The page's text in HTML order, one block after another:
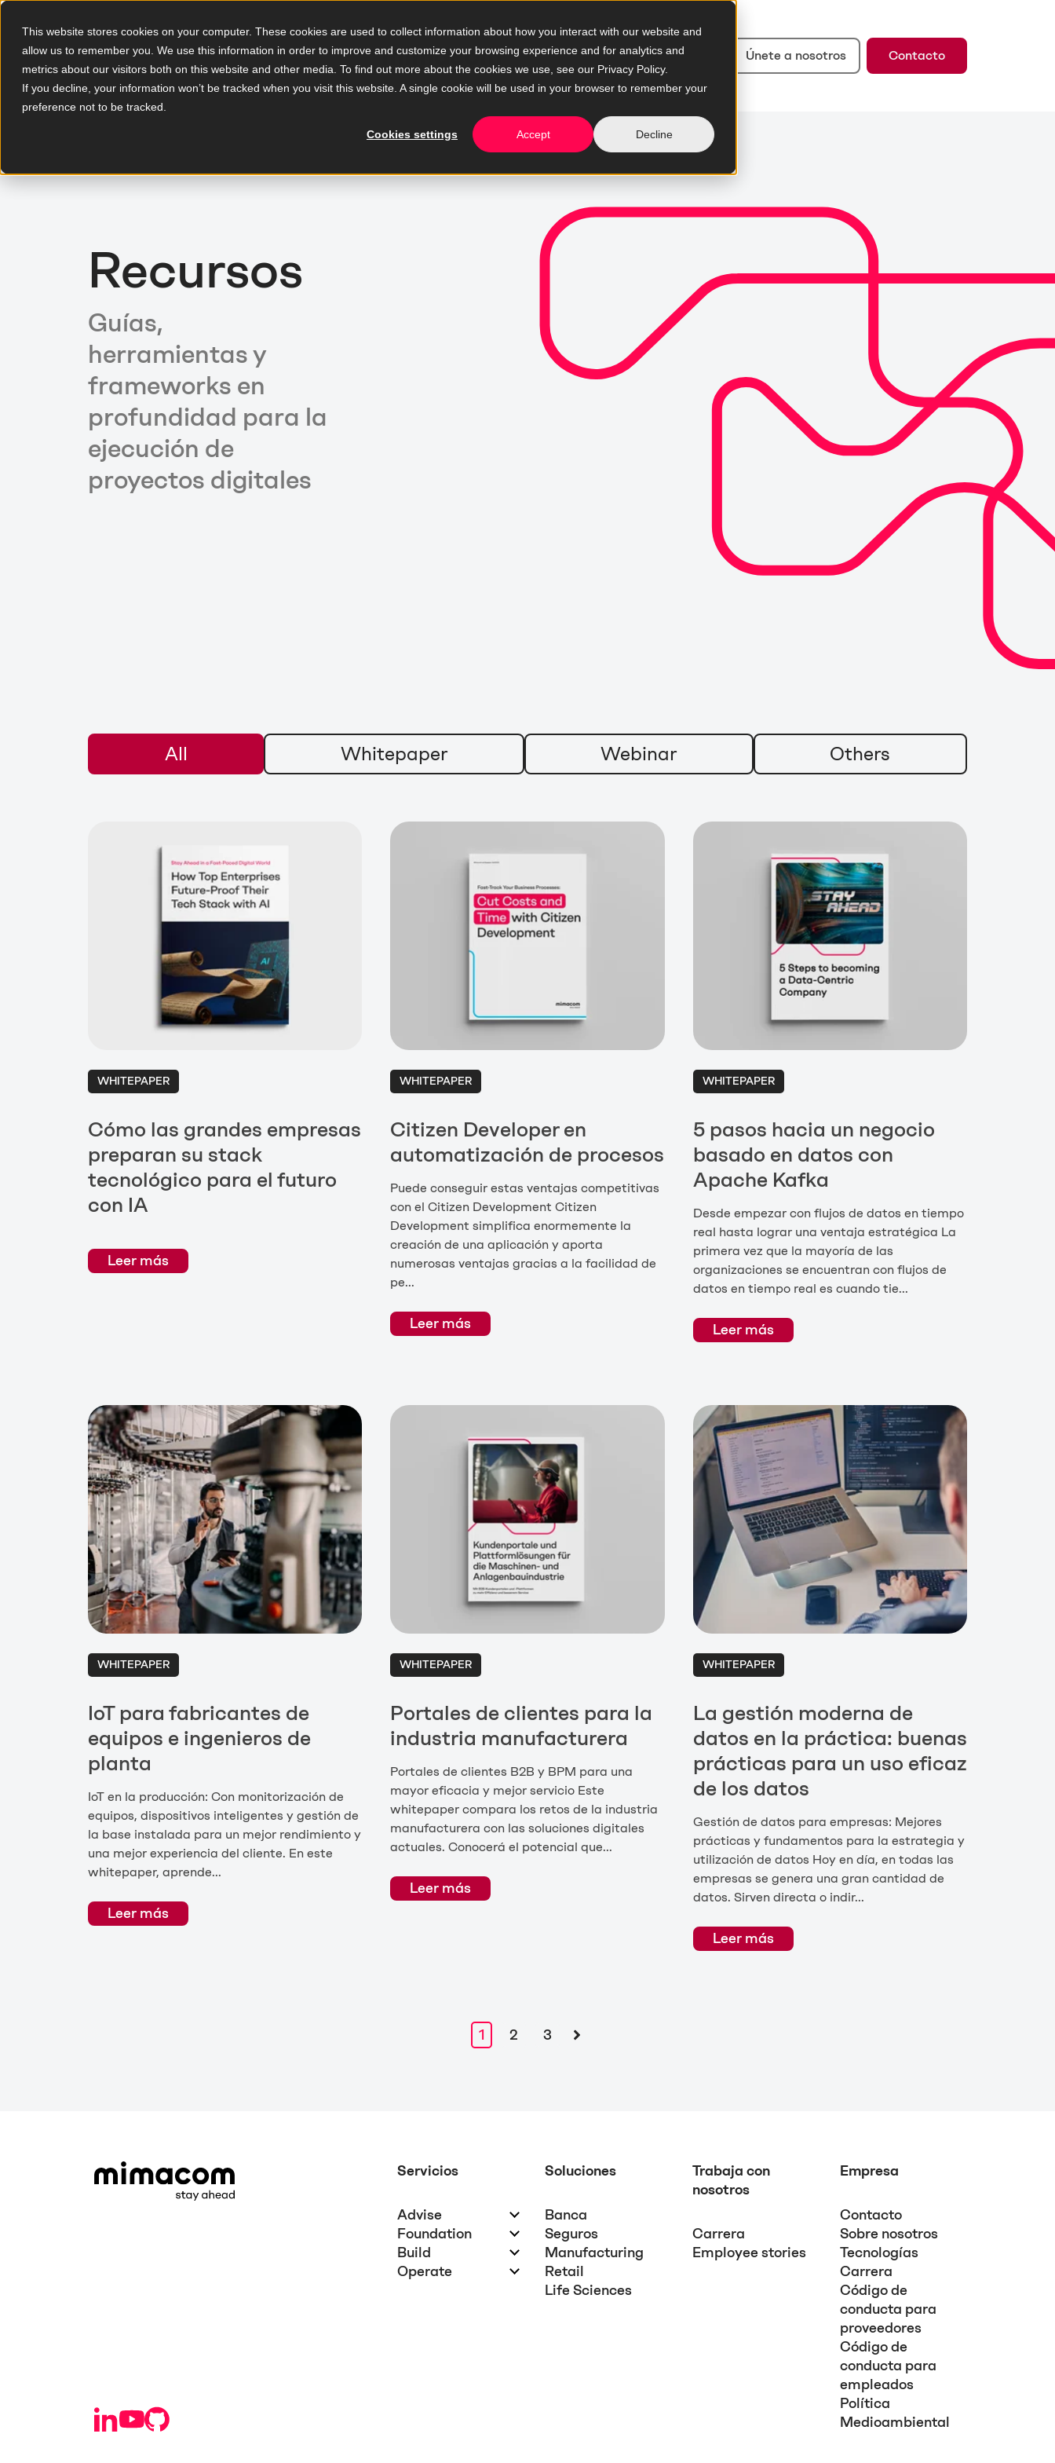
This website stores cookies on your computer. These cookies are used to collect information about how you interact with our website and
allow us to remember you. We use this information in order to improve and customize your browsing experience and for analytics and
metrics about our visitors both on this website and other media. To find out more about the cookies we use, see our Privacy Policy.
If you decline, your information won’t be tracked when you visit this website. A single cookie will be used in your browser to remember your
preference not to be tracked.
Cookies settings Accept Decline
ES Únete a nosotros Contacto
Recursos
Guías,
herramientas y
frameworks en
profundidad para la
ejecución de
proyectos digitales
All Whitepaper Webinar Others
WHITEPAPER
Cómo las grandes empresas
preparan su stack
tecnológico para el futuro
con IA
Leer más
WHITEPAPER
Citizen Developer en
automatización de procesos
Puede conseguir estas ventajas competitivas
con el Citizen Development Citizen
Development simplifica enormemente la
creación de una aplicación y aporta
numerosas ventajas gracias a la facilidad de
pe...
Leer más
WHITEPAPER
5 pasos hacia un negocio
basado en datos con
Apache Kafka
Desde empezar con flujos de datos en tiempo
real hasta lograr una ventaja estratégica La
primera vez que la mayoría de las
organizaciones se encuentran con flujos de
datos en tiempo real es cuando tie...
Leer más
WHITEPAPER
IoT para fabricantes de
equipos e ingenieros de
planta
IoT en la producción: Con monitorización de
equipos, dispositivos inteligentes y gestión de
la base instalada para un mejor rendimiento y
una mejor experiencia del cliente. En este
whitepaper, aprende...
Leer más
WHITEPAPER
Portales de clientes para la
industria manufacturera
Portales de clientes B2B y BPM para una
mayor eficacia y mejor servicio Este
whitepaper compara los retos de la industria
manufacturera con las soluciones digitales
actuales. Conocerá el potencial que...
Leer más
WHITEPAPER
La gestión moderna de
datos en la práctica: buenas
prácticas para un uso eficaz
de los datos
Gestión de datos para empresas: Mejores
prácticas y fundamentos para la estrategia y
utilización de datos Hoy en día, en todas las
empresas se genera una gran cantidad de
datos. Sirven directa o indir...
Leer más
1 2 3
Servicios
Advise
Foundation
Build
Operate
Soluciones
Banca
Seguros
Manufacturing
Retail
Life Sciences
Trabaja con
nosotros
Carrera
Employee stories
Empresa
Contacto
Sobre nosotros
Tecnologías
Carrera
Código de
conducta para
proveedores
Código de
conducta para
empleados
Política
Medioambiental